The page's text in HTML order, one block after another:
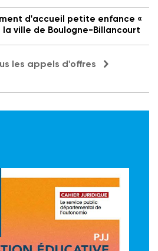
d'accueil petite enfance «
la ville de Boulogne-Billancourt
les appels d'offres